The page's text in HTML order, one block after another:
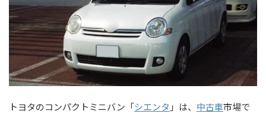
トヨタのコンパクトミニバン「シエンタ 」は、 中古車市場で